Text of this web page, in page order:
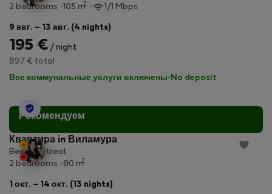
2 bedrooms
105 m2 1/1 Mbps
9 авг. – 13 авг. (4 nights)
195 € / night
897 € total
Все коммунальные услуги включены· No deposit
Рекомендуем
StayProtection
Квартира in Виламура
Beach Retreat
2 bedrooms
80 m2
1 окт. – 14 окт. (13 nights)